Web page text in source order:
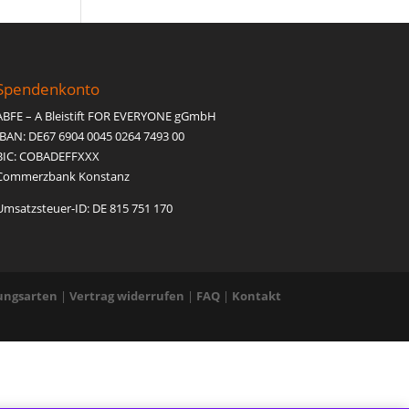
– A Bleistift FOR EVERYONE gGmbH
DE67 6904 0045 0264 7493 00
COBADEFFXXX
Konstanz
ID: DE 815 751 170
|Vertrag widerrufen | FAQ | Kontakt